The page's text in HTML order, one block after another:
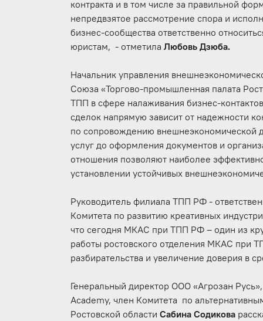
контракта и в том числе за правильной
непредвзятое рассмотрение спора и
бизнес-сообщества ответственно
юристам, - отметилаЛюбовь Дзюба.
Начальник управления
Союза «Торгово-промышленная палата
ТПП в сфере налаживания бизнес-
сделок напрямую зависит от надежности
по сопровождению внешнеэкономической
услуг до оформления документов и
отношения позволяют наиболее
установлении устойчивых
Руководитель филиала ТПП РФ -
Комитета по развитию креативных
что сегодня МКАС при ТПП РФ – один из
работы ростовского отделения МКАС при
разбирательства и увеличение доверия в
Генеральный директор ООО «Агрозан
Academy, член Комитета по
Ростовской областиСабина Содикова